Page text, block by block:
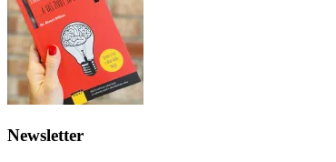
Newsletter